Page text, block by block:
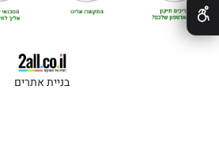
בניית אתרים